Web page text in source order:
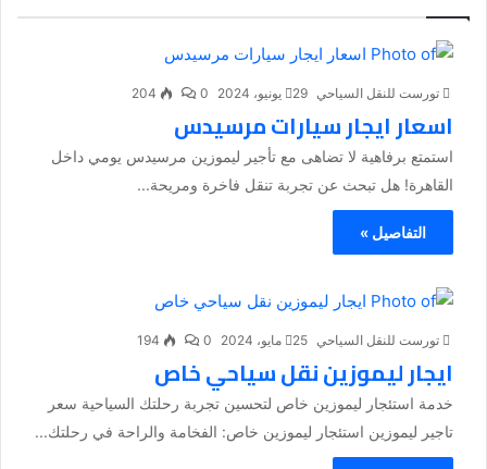
تورست للنقل السياحي 29 يونيو، 2024 0
204
اسعار ايجار سيارات مرسيدس
استمتع برفاهية لا تضاهى مع تأجير ليموزين مرسيدس يومي داخل
القاهرة! هل تبحث عن تجربة تنقل فاخرة ومريحة...
التفاصيل »
تورست للنقل السياحي 25 مايو، 2024 0
194
ايجار ليموزين نقل سياحي خاص
خدمة استئجار ليموزين خاص لتحسين تجربة رحلتك السياحية سعر
تاجير ليموزين استئجار ليموزين خاص: الفخامة والراحة في رحلتك...